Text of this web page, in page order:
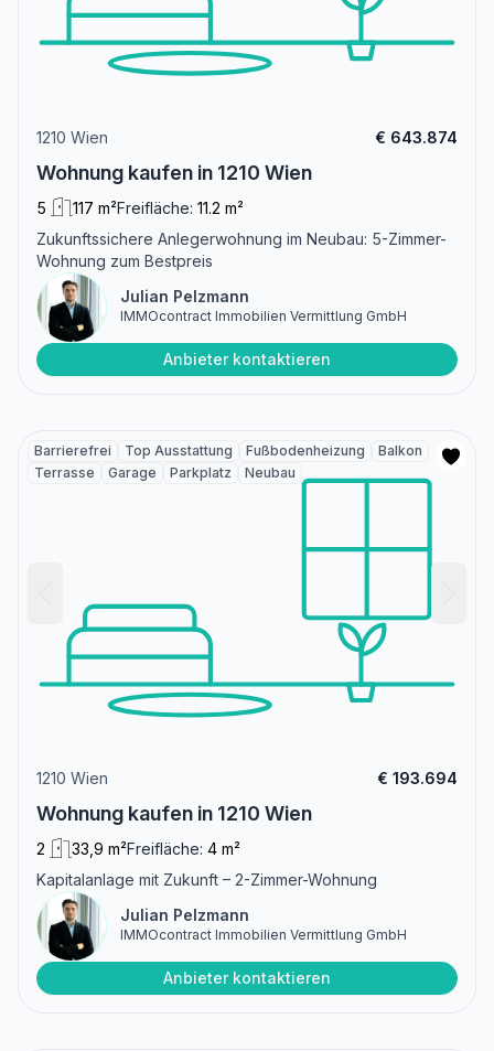
1210 Wien € 643.874
Wohnung kaufen in 1210 Wien
5 117 m²Freifläche: 11.2 m²
Zukunftssichere Anlegerwohnung im Neubau: 5-Zimmer-
Wohnung zum Bestpreis
Julian Pelzmann
IMMOcontract Immobilien Vermittlung GmbH
Anbieter kontaktieren
Barrierefrei Top Ausstattung Fußbodenheizung
Balkon
Terrasse
Garage Parkplatz Neubau
1210 Wien € 193.694
Wohnung kaufen in 1210 Wien
2 33,9 m²Freifläche: 4 m²
Kapitalanlage mit Zukunft – 2-Zimmer-Wohnung
Julian Pelzmann
IMMOcontract Immobilien Vermittlung GmbH
Anbieter kontaktieren